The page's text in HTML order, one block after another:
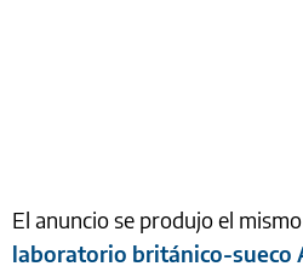
El anuncio se produjo el
laboratorio británico-sueco